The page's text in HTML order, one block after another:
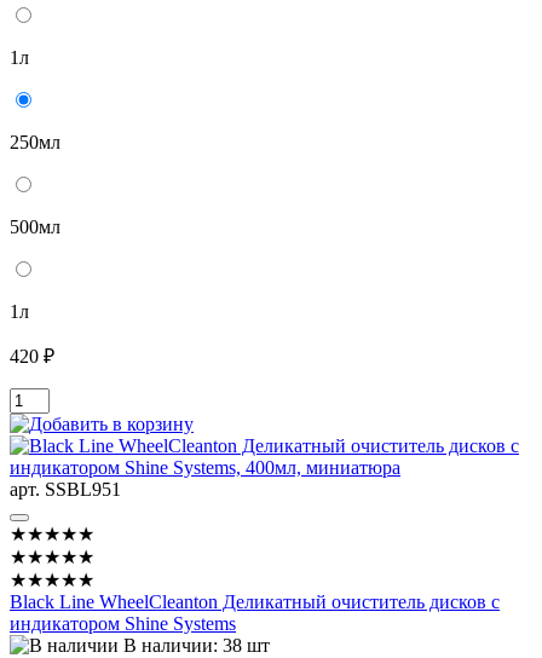
1л
250мл
500мл
1л
420 ₽
арт. SSBL951
★★★★★
★★★★★
★★★★★
Black Line WheelCleanton Деликатный очиститель дисков с
индикатором Shine Systems
В наличии: 38 шт